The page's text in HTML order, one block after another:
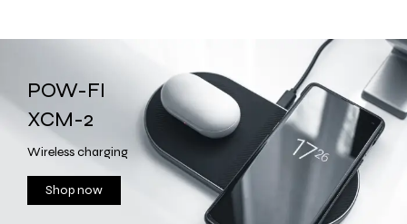
POW-FI
XCM-2
Wireless charging
Shop now